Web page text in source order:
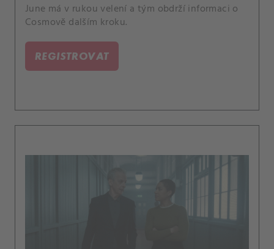
June má v rukou velení a tým obdrží informaci o
Cosmově dalším kroku.
REGISTROVAT